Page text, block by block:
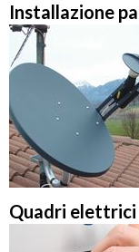
Installazione
Quadri elettrici